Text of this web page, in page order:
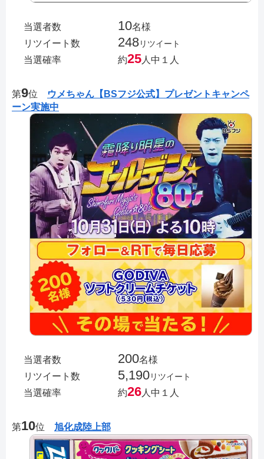
当選者数 10名様
リツイート数
248リツイート
当選確率 約25 人中１人
第9位
ウメちゃん【BSフジ公式】プレゼントキャンペ
ーン実施中
当選者数 200名様
リツイート数
5,190リツイート
当選確率 約26 人中１人
第10位 旭化成陸上部